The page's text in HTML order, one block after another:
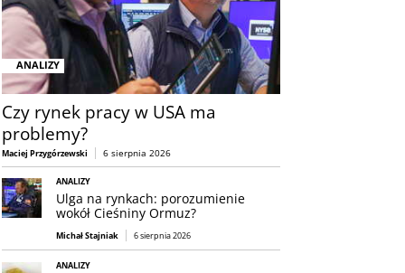
ANALIZY
Czy rynek pracy w USA ma
problemy?
Maciej Przygórzewski 6 sierpnia 2026
ANALIZY
Ulga na rynkach: porozumienie
wokół Cieśniny Ormuz?
Michał Stajniak 6 sierpnia 2026
ANALIZY